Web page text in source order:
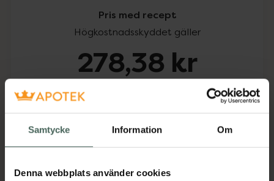
Samtycke Information Om
Denna webbplats använder cookies
Pris med recept
Högkostnadsskyddet gäller
278,38 kr
Köp via ditt recept